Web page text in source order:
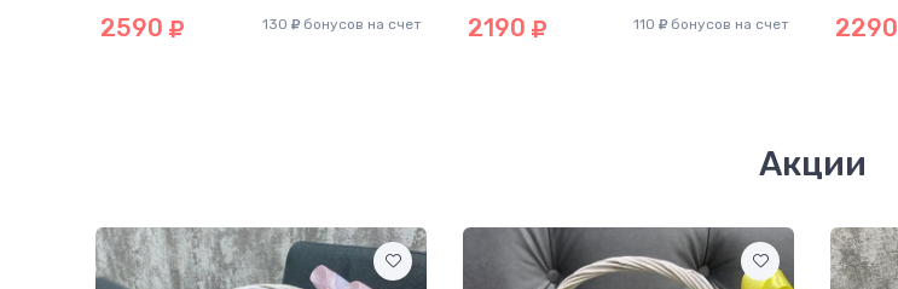
2590 130 бонусов на счет 2190 110 бонусов на счет 2290
Акции